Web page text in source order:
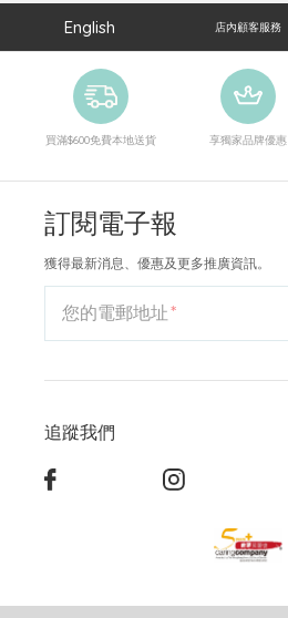
English 店內顧客服務
買滿$600免費本地送貨 享獨家品牌優惠
訂閱電子報
獲得最新消息、優惠及更多推廣資訊。
您的電郵地址
追蹤我們